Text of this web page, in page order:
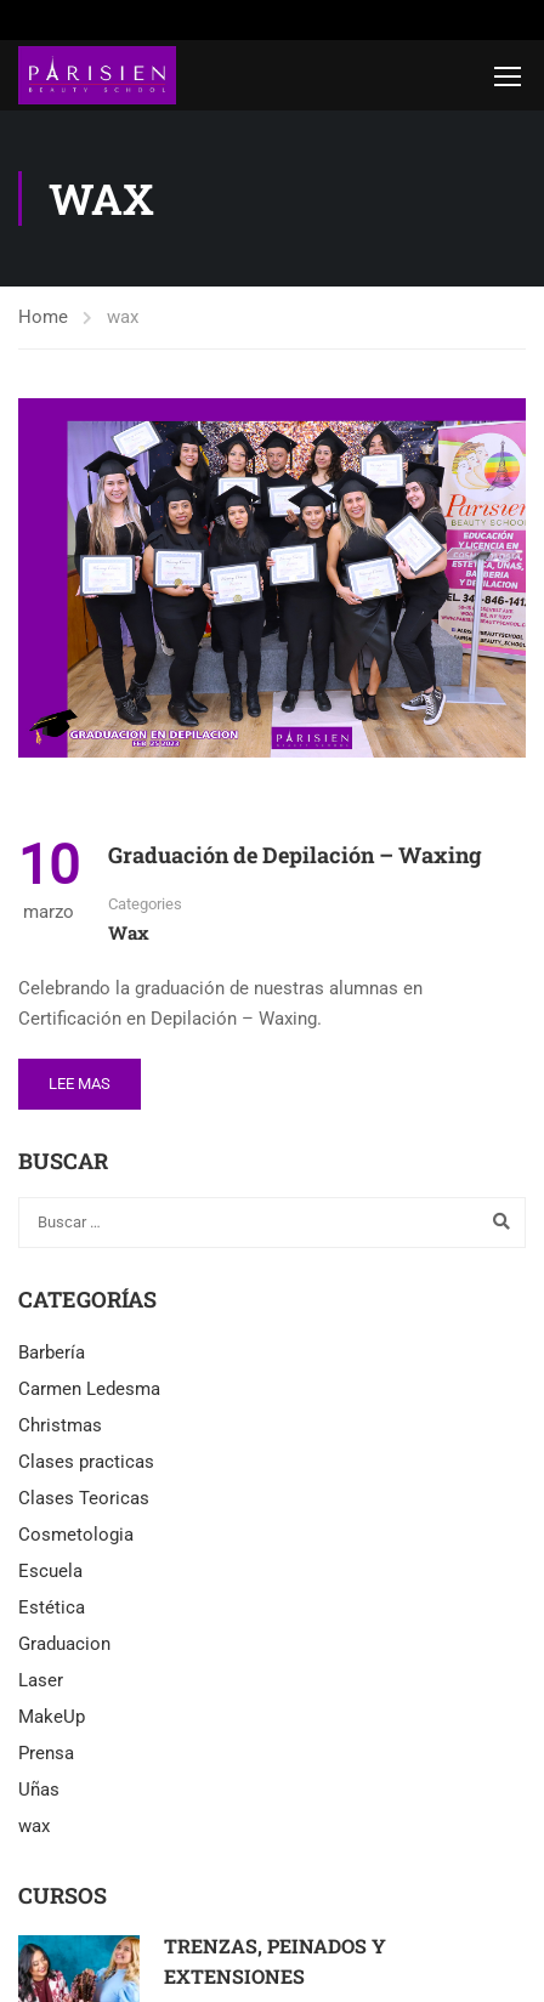
WAX
Home wax
10
marzo
Graduación de Depilación – Waxing
Categories
Wax
Celebrando la graduación de nuestras alumnas en
Certificación en Depilación – Waxing.
LEE MAS
BUSCAR
CATEGORÍAS
Barbería
Carmen Ledesma
Christmas
Clases practicas
Clases Teoricas
Cosmetologia
Escuela
Estética
Graduacion
Laser
MakeUp
Prensa
Uñas
wax
CURSOS
TRENZAS, PEINADOS Y
EXTENSIONES